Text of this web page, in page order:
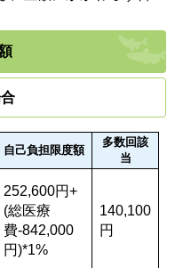
自己負担限度額
多数回該
当
252,600円+
(総医療
費-842,000
円)*1%
140,100
円